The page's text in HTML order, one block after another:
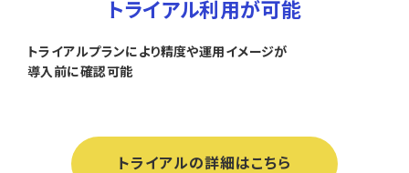
トライアル利用が可能
トライアルプランにより精度や運用イメージが
導入前に確認可能
トライアルの詳細はこちら